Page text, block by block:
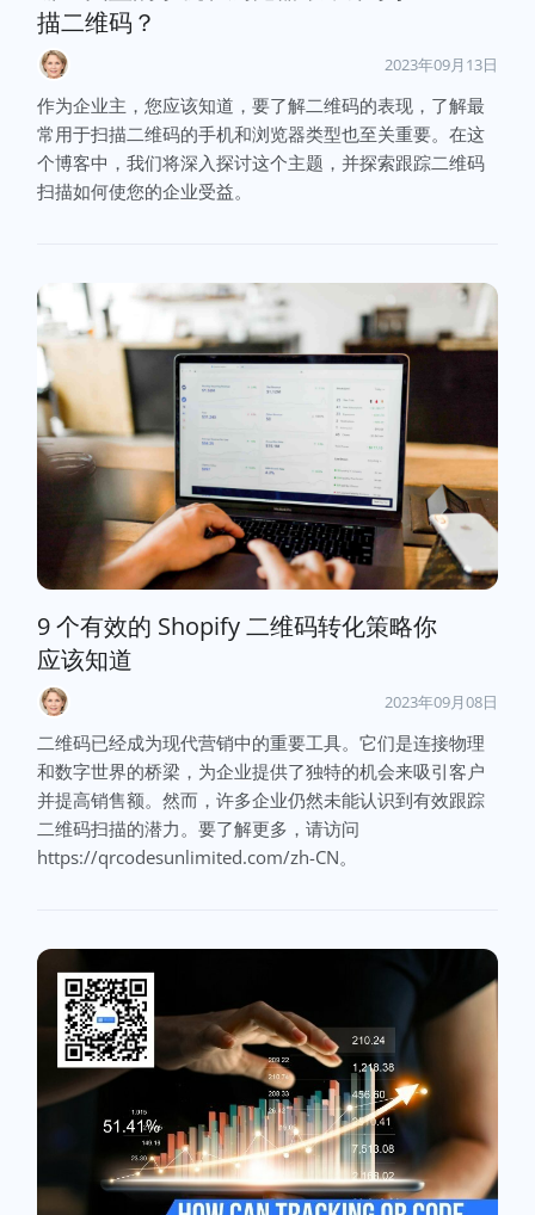
描二维码？
2023年09月13日
作为企业主，您应该知道，要了解二维码的表现，了解最
常用于扫描二维码的手机和浏览器类型也至关重要。在这
个博客中，我们将深入探讨这个主题，并探索跟踪二维码
扫描如何使您的企业受益。
9 个有效的 Shopify 二维码转化策略你
应该知道
2023年09月08日
二维码已经成为现代营销中的重要工具。它们是连接物理
和数字世界的桥梁，为企业提供了独特的机会来吸引客户
并提高销售额。然而，许多企业仍然未能认识到有效跟踪
二维码扫描的潜力。要了解更多，请访问
https://qrcodesunlimited.com/zh-CN。